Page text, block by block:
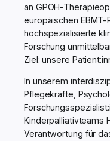
an GPOH-
europäischen
hochspezialisierte
Forschung
Ziel: unsere
In unserem
Pflegekräfte,
Kinderpalliativteams
Verantwortung für